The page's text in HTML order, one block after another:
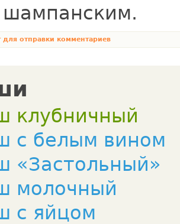
для отправки комментариев
клубничный
с белым вином
«Застольный»
молочный
с яйцом